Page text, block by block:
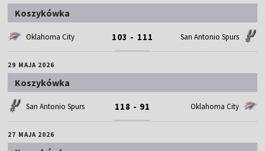
Koszykówka
Oklahoma City 103 - 111 San Antonio Spurs
29 MAJA 2026
Koszykówka
San Antonio Spurs 118 - 91 Oklahoma City
27 MAJA 2026